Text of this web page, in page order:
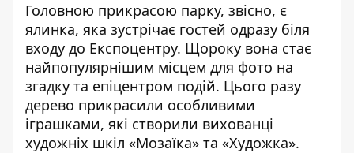
Головною прикрасою парку, звісно, є
ялинка, яка зустрічає гостей одразу біля
входу до Експоцентру. Щороку вона стає
найпопулярнішим місцем для фото на
згадку та епіцентром подій. Цього разу
дерево прикрасили особливими
іграшками, які створили вихованці
художніх шкіл «Мозаїка» та «Художка».